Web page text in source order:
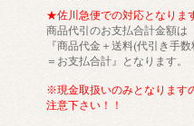
★佐川急便での対応となりま
商品代引のお支払合計金額は
『商品代金＋送料(代引き手
＝お支払合計』となります。
※現金取扱いのみとなります
注意下さい！！